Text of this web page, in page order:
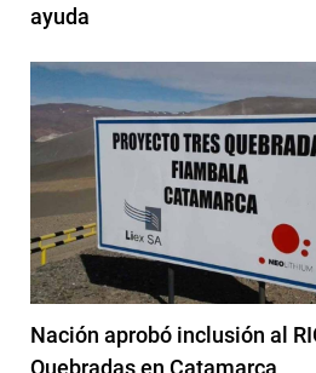
ayuda
Nación aprobó inclusión al
Quebradas en Catamarca